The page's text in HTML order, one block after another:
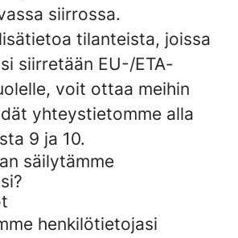
siirrossa.
tilanteista, joissa
siirretään EU-/ETA-
voit ottaa meihin
yhteystietomme alla
9 ja 10.
säilytämme
henkilötietojasi